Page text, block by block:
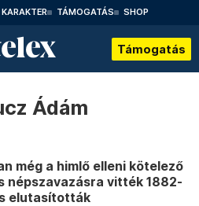
KARAKTER TÁMOGATÁS SHOP
Támogatás
Ádám
még a himlő elleni kötelező
népszavazásra vitték 1882-
elutasították